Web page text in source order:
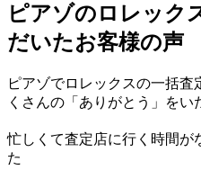
ピアゾのロレック
だいたお客様の声
ピアゾでロレックスの一括
くさんの「ありがとう」をい
忙しくて査定店に行く時間が
た